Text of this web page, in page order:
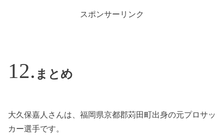
スポンサーリンク
まとめ
大久保嘉人さんは、福岡県京都郡苅田町出身の元プロサッ
カー選手です。